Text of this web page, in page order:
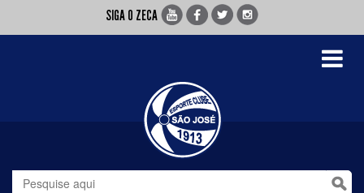
SIGA O ZECA
Toggle